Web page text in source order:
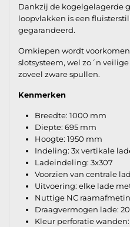
Dankzij de kogelgelagerde
loopvlakken is een
gegarandeerd.
Omkiepen wordt
slotsysteem, wel zo´n
zoveel zware spullen.
Kenmerken
Breedte: 1000 mm
Diepte: 695 mm
Hoogte: 1950 mm
Indeling: 3x vertikale
Ladeindeling: 3x307
Voorzien van centrale
Uitvoering: elke lade
Nuttige NC
Draagvermogen lade:
Kleur perforatie